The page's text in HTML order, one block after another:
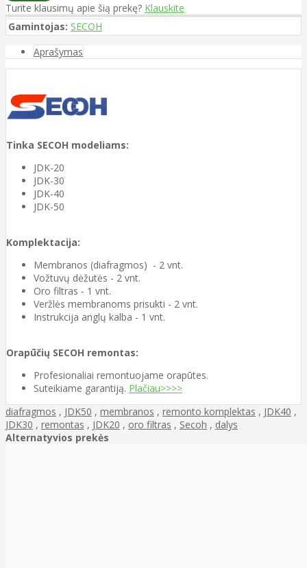
Turite klausimų apie šią prekę? Klauskite
Gamintojas: SECOH
Aprašymas
Tinka SECOH modeliams:
JDK-20
JDK-30
JDK-40
JDK-50
Komplektacija:
Membranos (diafragmos) - 2 vnt.
Vožtuvų dėžutės - 2 vnt.
Oro filtras - 1 vnt.
Veržlės membranoms prisukti - 2 vnt.
Instrukcija anglų kalba - 1 vnt.
Orapūčių SECOH remontas:
Profesionaliai remontuojame orapūtes.
Suteikiame garantiją. Plačiau>>>>
diafragmos , JDK50 , membranos , remonto komplektas , JDK40 ,
JDK30 , remontas , JDK20 , oro filtras , Secoh , dalys
Alternatyvios prekės